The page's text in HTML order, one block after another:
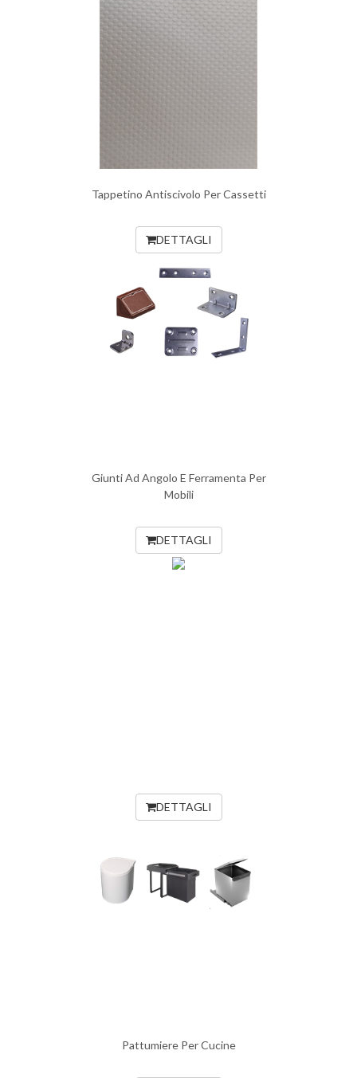
Tappetino Antiscivolo Per Cassetti
DETTAGLI
Giunti Ad Angolo E Ferramenta Per
Mobili
DETTAGLI
DETTAGLI
Pattumiere Per Cucine